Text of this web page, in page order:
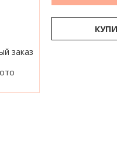
заказ